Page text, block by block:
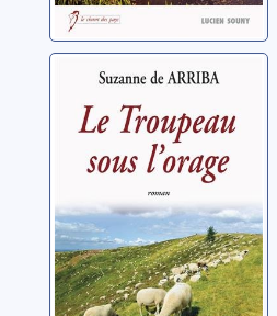
Le troupeau sous
l'orage
Arriba, Suzanne de